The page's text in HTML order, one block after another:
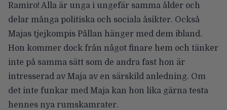
Ramiro! Alla är unga i ungefär samma ålder och
delar många politiska och sociala åsikter. Också
Majas tjejkompis Pållan hänger med dem ibland.
Hon kommer dock från något finare hem och tänker
inte på samma sätt som de andra fast hon är
intresserad av Maja av en särskild anledning. Om
det inte funkar med Maja kan hon lika gärna testa
hennes nya rumskamrater.